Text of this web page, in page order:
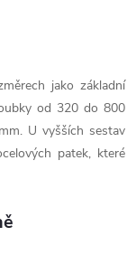
jako základní
od 320 do 800
U vyšších sestav
patek, které